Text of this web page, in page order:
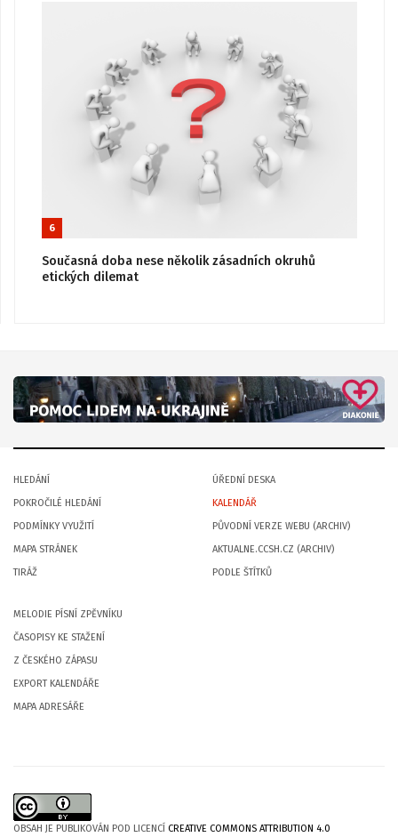
6
Současná doba nese několik zásadních okruhů
etických dilemat
HLEDÁNÍ
POKROČILÉ HLEDÁNÍ
PODMÍNKY VYUŽITÍ
MAPA STRÁNEK
TIRÁŽ
ÚŘEDNÍ DESKA
KALENDÁŘ
PŮVODNÍ VERZE WEBU (ARCHIV)
AKTUALNE.CCSH.CZ (ARCHIV)
PODLE ŠTÍTKŮ
MELODIE PÍSNÍ ZPĚVNÍKU
ČASOPISY KE STAŽENÍ
Z ČESKÉHO ZÁPASU
EXPORT KALENDÁŘE
MAPA ADRESÁŘE
OBSAH JE PUBLIKOVÁN POD LICENCÍ CREATIVE COMMONS ATTRIBUTION 4.0